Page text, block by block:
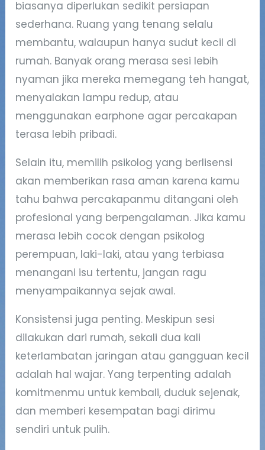
biasanya diperlukan sedikit persiapan
sederhana. Ruang yang tenang selalu
membantu, walaupun hanya sudut kecil di
rumah. Banyak orang merasa sesi lebih
nyaman jika mereka memegang teh hangat,
menyalakan lampu redup, atau
menggunakan earphone agar percakapan
terasa lebih pribadi.
Selain itu, memilih psikolog yang berlisensi
akan memberikan rasa aman karena kamu
tahu bahwa percakapanmu ditangani oleh
profesional yang berpengalaman. Jika kamu
merasa lebih cocok dengan psikolog
perempuan, laki-laki, atau yang terbiasa
menangani isu tertentu, jangan ragu
menyampaikannya sejak awal.
Konsistensi juga penting. Meskipun sesi
dilakukan dari rumah, sekali dua kali
keterlambatan jaringan atau gangguan kecil
adalah hal wajar. Yang terpenting adalah
komitmenmu untuk kembali, duduk sejenak,
dan memberi kesempatan bagi dirimu
sendiri untuk pulih.